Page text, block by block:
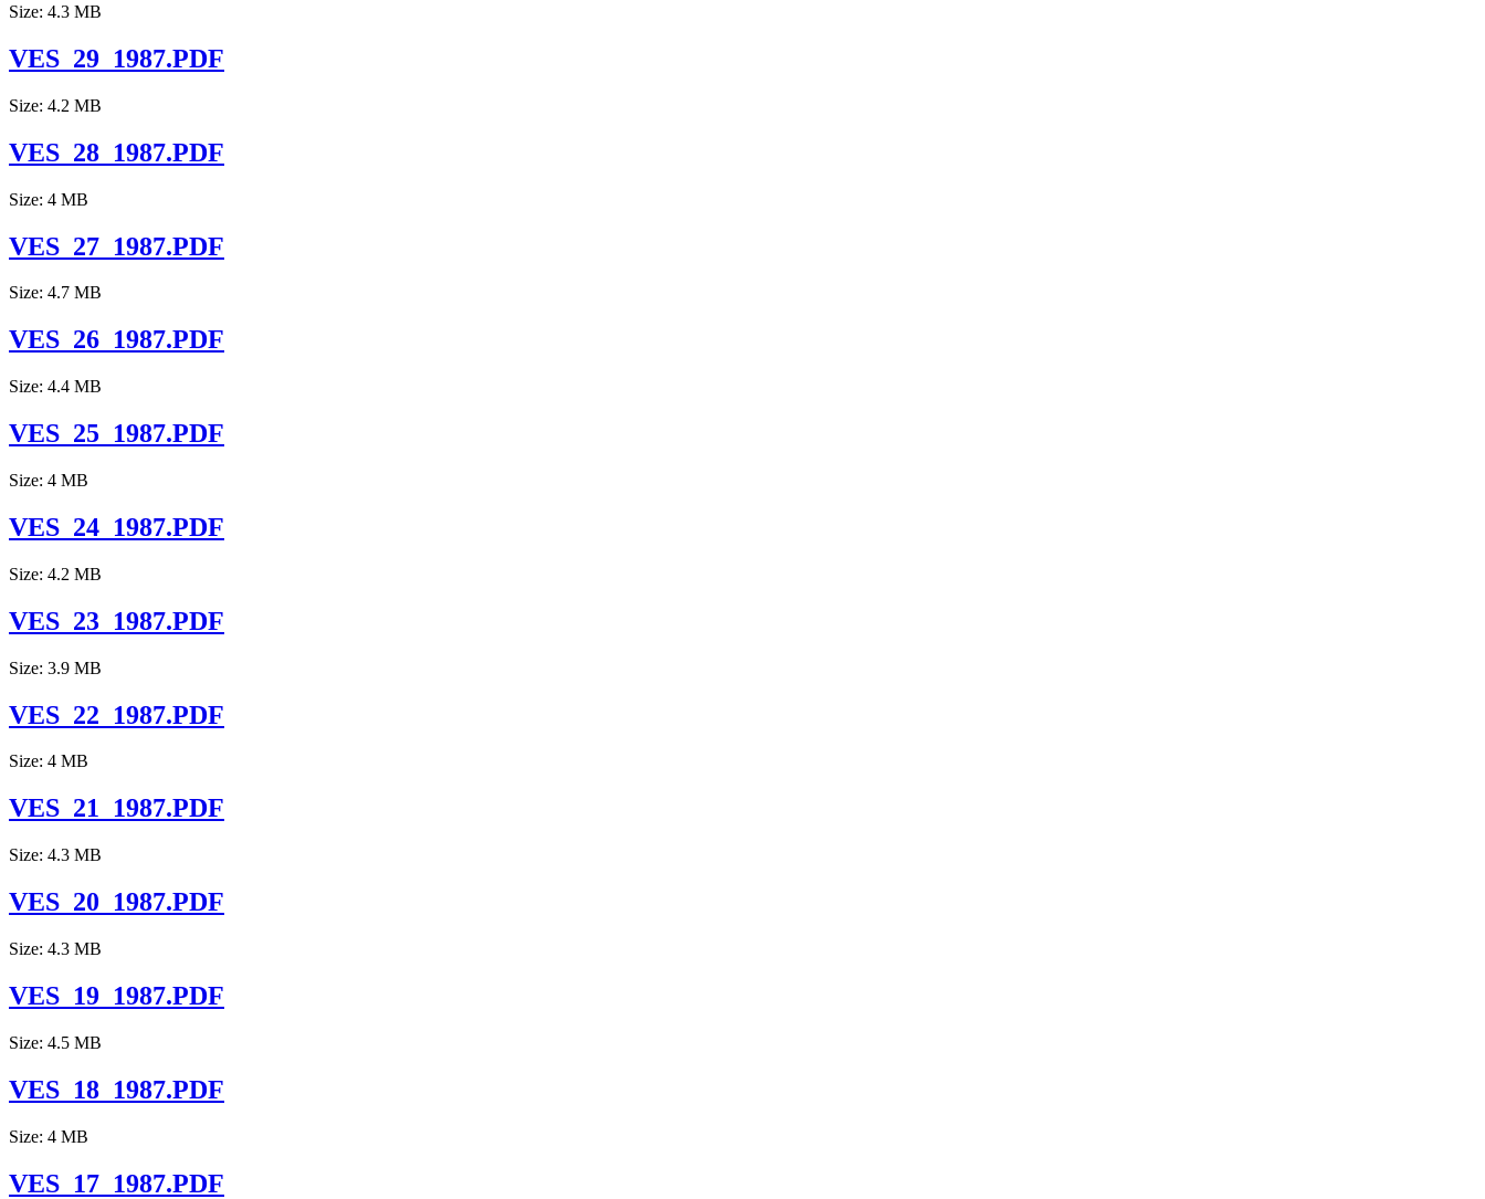
Size: 4.3 MB
VES_29_1987.PDF
Size: 4.2 MB
VES_28_1987.PDF
Size: 4 MB
VES_27_1987.PDF
Size: 4.7 MB
VES_26_1987.PDF
Size: 4.4 MB
VES_25_1987.PDF
Size: 4 MB
VES_24_1987.PDF
Size: 4.2 MB
VES_23_1987.PDF
Size: 3.9 MB
VES_22_1987.PDF
Size: 4 MB
VES_21_1987.PDF
Size: 4.3 MB
VES_20_1987.PDF
Size: 4.3 MB
VES_19_1987.PDF
Size: 4.5 MB
VES_18_1987.PDF
Size: 4 MB
VES_17_1987.PDF